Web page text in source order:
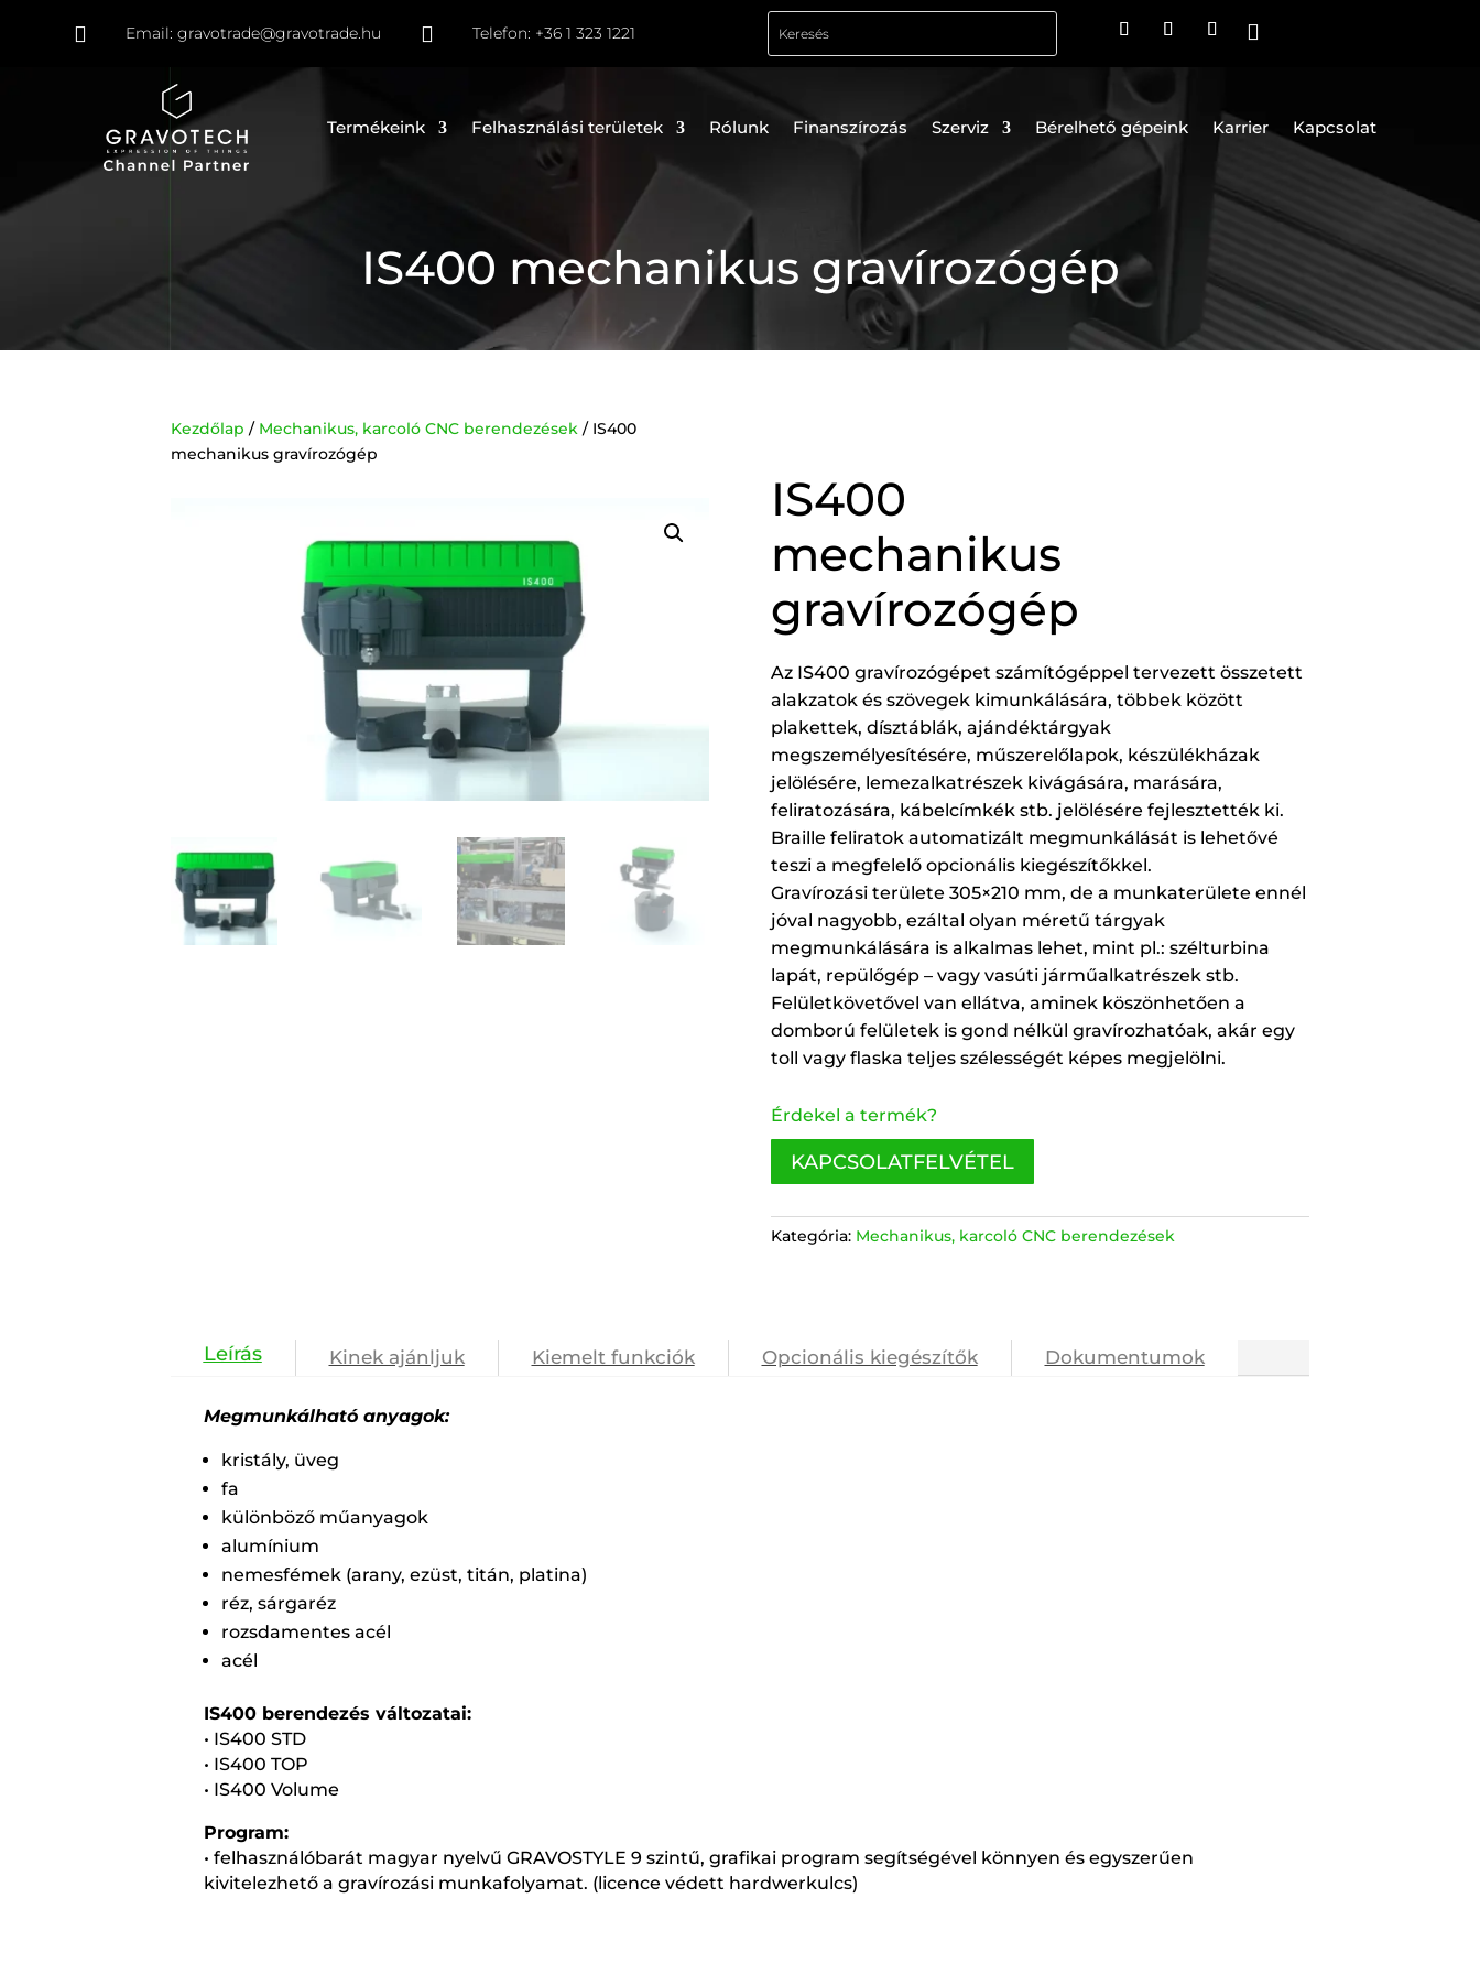
 Email:gravotrade@gravotrade.hu  Telefon: +36 1 323 1221 
Termékeink Felhasználási területek Rólunk Finanszírozás Szerviz Bérelhető gépeink Karrier Kapcsolat
IS400 mechanikus gravírozógép
Kezdőlap / Mechanikus, karcoló CNC berendezések / IS400
mechanikus gravírozógép
IS400
mechanikus
gravírozógép
Az IS400 gravírozógépet számítógéppel tervezett összetett
alakzatok és szövegek kimunkálására, többek között
plakettek, dísztáblák, ajándéktárgyak
megszemélyesítésére, műszerelőlapok, készülékházak
jelölésére, lemezalkatrészek kivágására, marására,
feliratozására, kábelcímkék stb. jelölésére fejlesztették ki.
Braille feliratok automatizált megmunkálását is lehetővé
teszi a megfelelő opcionális kiegészítőkkel.
Gravírozási területe 305×210 mm, de a munkaterülete ennél
jóval nagyobb, ezáltal olyan méretű tárgyak
megmunkálására is alkalmas lehet, mint pl.: szélturbina
lapát, repülőgép – vagy vasúti járműalkatrészek stb.
Felületkövetővel van ellátva, aminek köszönhetően a
domború felületek is gond nélkül gravírozhatóak, akár egy
toll vagy flaska teljes szélességét képes megjelölni.
Érdekel a termék?
KAPCSOLATFELVÉTEL
Kategória: Mechanikus, karcoló CNC berendezések
Kinek ajánljuk Kiemelt funkciók Opcionális kiegészítők Dokumentumok
Megmunkálható anyagok:
kristály, üveg
fa
különböző műanyagok
alumínium
nemesfémek (arany, ezüst, titán, platina)
réz, sárgaréz
rozsdamentes acél
acél
IS400 berendezés változatai:
• IS400 STD
• IS400 TOP
• IS400 Volume
Program:
• felhasználóbarát magyar nyelvű GRAVOSTYLE 9 szintű, grafikai program segítségével könnyen és egyszerűen
kivitelezhető a gravírozási munkafolyamat. (licence védett hardwerkulcs)